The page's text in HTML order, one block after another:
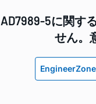
AD7989-5に関す
せん。